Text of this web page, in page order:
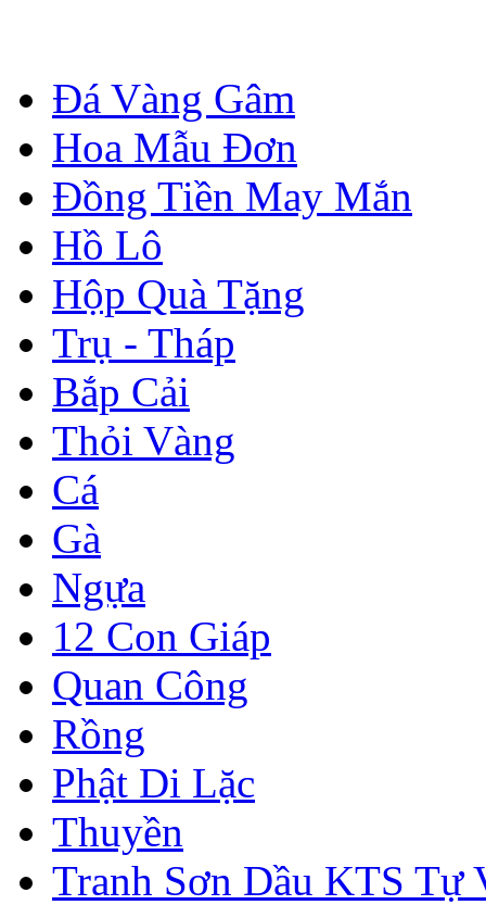
Đá Vàng Gâm
Hoa Mẫu Đơn
Đồng Tiền May Mắn
Hồ Lô
Hộp Quà Tặng
Trụ - Tháp
Bắp Cải
Thỏi Vàng
Cá
Gà
Ngựa
12 Con Giáp
Quan Công
Rồng
Phật Di Lặc
Thuyền
Tranh Sơn Dầu KTS Tự